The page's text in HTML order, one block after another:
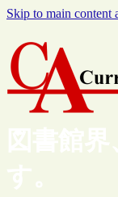
Skip to main content
図書館
す。